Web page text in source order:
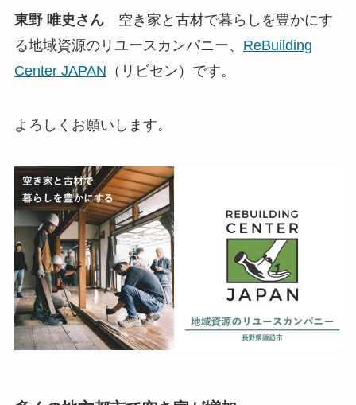
東野 唯史さん 空き家と古材で暮らしを豊かにす
る地域資源のリユースカンパニー、 ReBuilding
Center JAPAN （リビセン）です。
よろしくお願いします。